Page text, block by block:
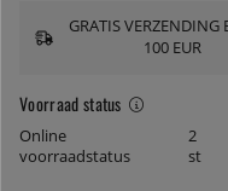
Voorraad status
Online
voorraadstatus
2
st
GRATIS VERZENDING
100 EUR